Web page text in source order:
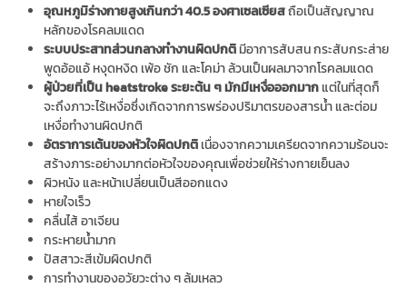
อุณหภูมิร่างกายสูงเกินกว่า 40.5 องศาเซลเซียสถือเป็นสัญญาณ
หลักของโรคลมแดด
ระบบประสาทส่วนกลางทำงานผิดปกติ มีอาการสับสน กระสับกระส่าย
พูดอ้อแอ้ หงุดหงิด เพ้อ ชัก และโคม่า ล้วนเป็นผลมาจากโรคลมแดด
ผู้ป่วยที่เป็น heatstroke ระยะต้น ๆ มักมีเหงื่อออกมาก แต่ในที่สุดก็
จะถึงภาวะไร้เหงื่อซึ่งเกิดจากการพร่องปริมาตรของสารน้ำ และต่อม
เหงื่อทำงานผิดปกติ
อัตราการเต้นของหัวใจผิดปกติ เนื่องจากความเครียดจากความร้อนจะ
สร้างภาระอย่างมากต่อหัวใจของคุณเพื่อช่วยให้ร่างกายเย็นลง
ผิวหนัง และหน้าเปลี่ยนเป็นสีออกแดง
หายใจเร็ว
คลื่นไส้ อาเจียน
กระหายน้ำมาก
ปัสสาวะสีเข้มผิดปกติ
การทำงานของอวัยวะต่าง ๆ ล้มเหลว